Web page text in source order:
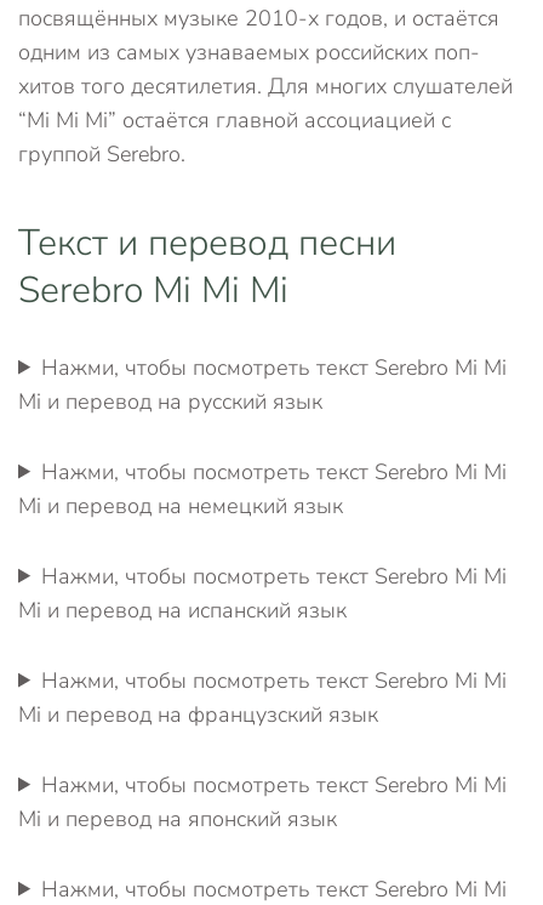
посвящённых музыке 2010-х годов, и остаётся
одним из самых узнаваемых российских поп-
хитов того десятилетия. Для многих слушателей
“Mi Mi Mi” остаётся главной ассоциацией с
группой Serebro.
Текст и перевод песни
Serebro Mi Mi Mi
Нажми, чтобы посмотреть текст Serebro Mi Mi
Mi и перевод на русский язык
Нажми, чтобы посмотреть текст Serebro Mi Mi
Mi и перевод на немецкий язык
Нажми, чтобы посмотреть текст Serebro Mi Mi
Mi и перевод на испанский язык
Нажми, чтобы посмотреть текст Serebro Mi Mi
Mi и перевод на французский язык
Нажми, чтобы посмотреть текст Serebro Mi Mi
Mi и перевод на японский язык
Нажми, чтобы посмотреть текст Serebro Mi Mi